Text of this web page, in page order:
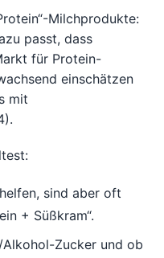
Milchprodukte:
passt, dass
für Protein-
einschätzen
mit
sind aber oft
+ Süßkram“.
Zucker und ob